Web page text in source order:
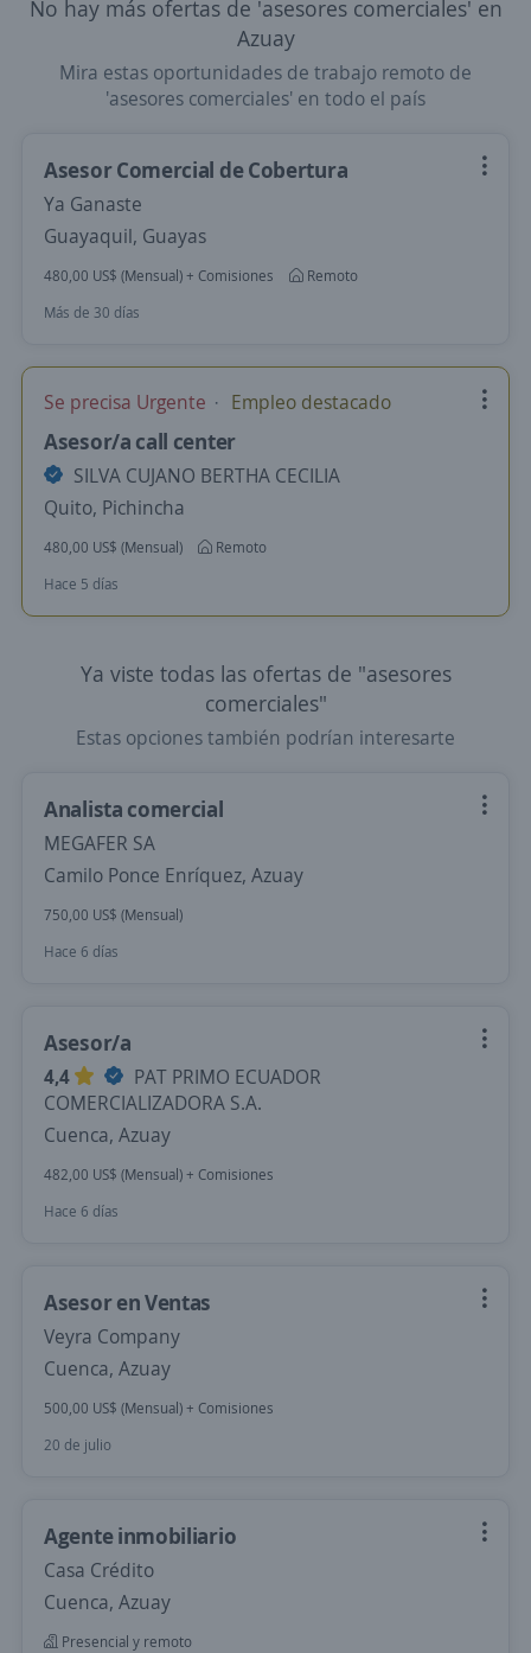
No hay más ofertas de 'asesores comerciales' en
Azuay
Mira estas oportunidades de trabajo remoto de
'asesores comerciales' en todo el país
Asesor Comercial de Cobertura
Ya Ganaste
Guayaquil, Guayas
480,00 US$ (Mensual) + Comisiones
Remoto
Más de 30 días
Se precisa Urgente Empleo destacado
Asesor/a call center
SILVA CUJANO BERTHA CECILIA
Quito, Pichincha
480,00 US$ (Mensual)
Remoto
Hace 5 días
Ya viste todas las ofertas de "asesores
comerciales"
Estas opciones también podrían interesarte
Analista comercial
MEGAFER SA
Camilo Ponce Enríquez, Azuay
750,00 US$ (Mensual)
Hace 6 días
Asesor/a
4,4
PAT PRIMO ECUADOR
COMERCIALIZADORA S.A.
Cuenca, Azuay
482,00 US$ (Mensual) + Comisiones
Hace 6 días
Asesor en Ventas
Veyra Company
Cuenca, Azuay
500,00 US$ (Mensual) + Comisiones
20 de julio
Agente inmobiliario
Casa Crédito
Cuenca, Azuay
Presencial y remoto